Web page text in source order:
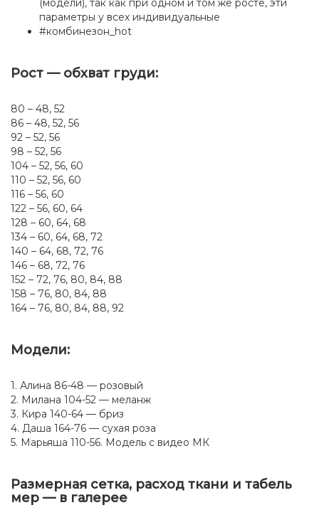
параметры у всех индивидуальные
#комбинезон_hot
Рост — обхват груди:
80 – 48, 52
86 – 48, 52, 56
92 – 52, 56
98 – 52, 56
104 – 52, 56, 60
110 – 52, 56, 60
116 – 56, 60
122 – 56, 60, 64
128 – 60, 64, 68
134 – 60, 64, 68, 72
140 – 64, 68, 72, 76
146 – 68, 72, 76
152 – 72, 76, 80, 84, 88
158 – 76, 80, 84, 88
164 – 76, 80, 84, 88, 92
Модели:
1. Алина 86-48 — розовый
2. Милана 104-52 — меланж
3. Кира 140-64 — бриз
4. Даша 164-76 — сухая роза
5. Марьяша 110-56. Модель с видео МК
Размерная сетка, расход ткани и табель
мер — в галерее